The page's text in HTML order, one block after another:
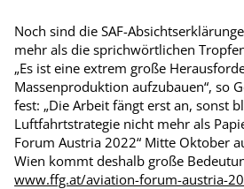
Noch sind die SAF-
mehr als die sprichwörtlichen
„Es ist eine extrem große
Massenproduktion aufzubauen“, so
fest: „Die Arbeit fängt erst an, sonst
Luftfahrtstrategie nicht mehr als
Forum Austria 2022“ Mitte Oktober
Wien kommt deshalb große
www.ffg.at/aviation-forum-austria-